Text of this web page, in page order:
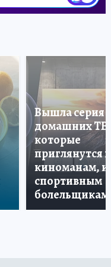
Вышла серия
домашних ТВ,
которые
приглянутся и
киноманам, и
спортивным
болельщикам